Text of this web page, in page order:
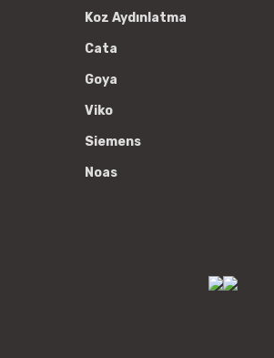
Koz Aydınlatma
Cata
Goya
Viko
Siemens
Noas